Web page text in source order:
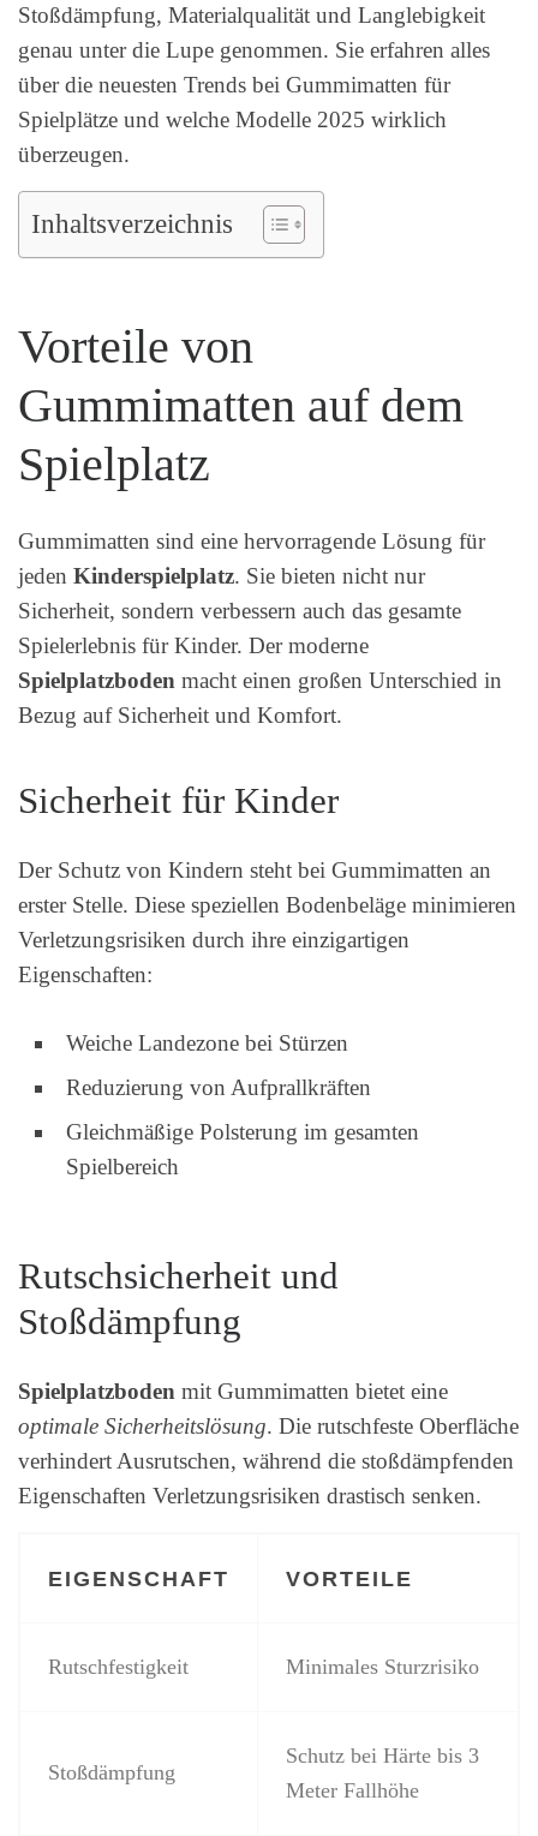
Stoßdämpfung, Materialqualität und Langlebigkeit
genau unter die Lupe genommen. Sie erfahren alles
über die neuesten Trends bei Gummimatten für
Spielplätze und welche Modelle 2025 wirklich
überzeugen.
Inhaltsverzeichnis
Vorteile von
Gummimatten auf dem
Spielplatz
Gummimatten sind eine hervorragende Lösung für
jeden Kinderspielplatz. Sie bieten nicht nur
Sicherheit, sondern verbessern auch das gesamte
Spielerlebnis für Kinder. Der moderne
Spielplatzboden macht einen großen Unterschied in
Bezug auf Sicherheit und Komfort.
Sicherheit für Kinder
Der Schutz von Kindern steht bei Gummimatten an
erster Stelle. Diese speziellen Bodenbeläge minimieren
Verletzungsrisiken durch ihre einzigartigen
Eigenschaften:
Weiche Landezone bei Stürzen
Reduzierung von Aufprallkräften
Gleichmäßige Polsterung im gesamten
Spielbereich
Rutschsicherheit und
Stoßdämpfung
Spielplatzboden mit Gummimatten bietet eine
optimale Sicherheitslösung. Die rutschfeste Oberfläche
verhindert Ausrutschen, während die stoßdämpfenden
Eigenschaften Verletzungsrisiken drastisch senken.
EIGENSCHAFT VORTEILE
Rutschfestigkeit Minimales Sturzrisiko
Stoßdämpfung
Schutz bei Härte bis 3
Meter Fallhöhe